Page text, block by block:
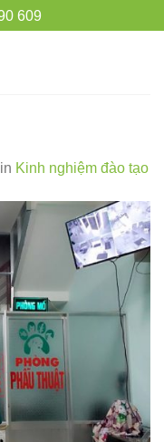
609
in Kinh nghiệm đào tạo